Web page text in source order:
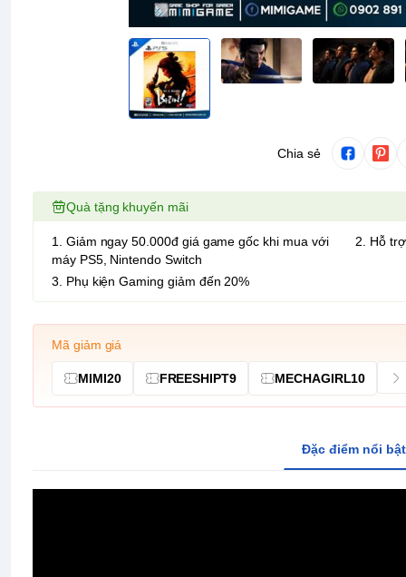
Chia sẻ
Quà tặng khuyến mãi
1. Giảm ngay 50.000đ giá game gốc khi mua với
máy PS5, Nintendo Switch
2. Hỗ
3. Phụ kiện Gaming giảm đến 20%
Mã giảm giá
MIMI20 FREESHIPT9 MECHAGIRL10
Đặc điểm nổi bật